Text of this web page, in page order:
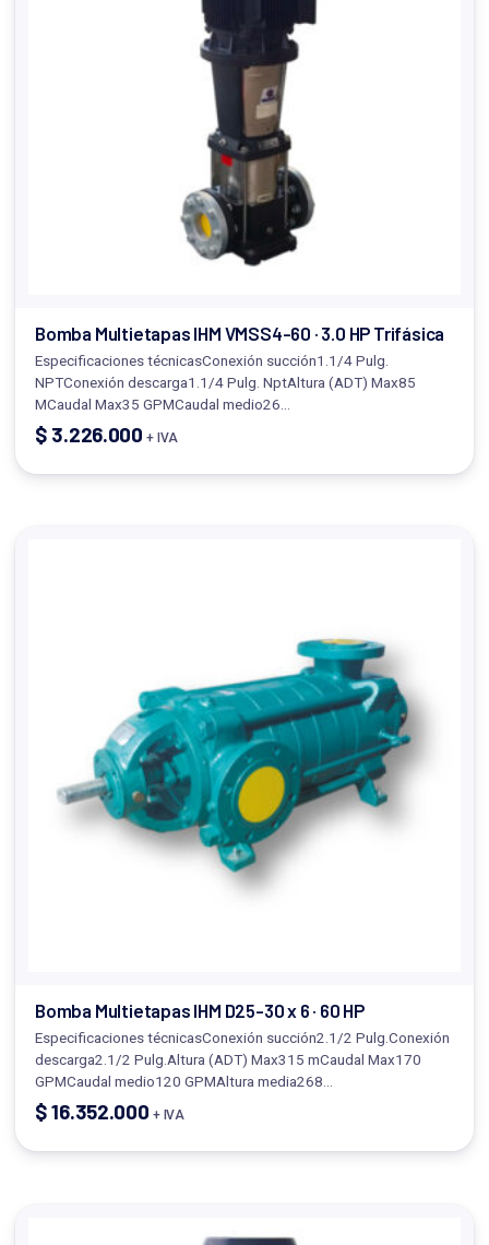
Bomba Multietapas IHM VMSS4-60 · 3.0 HP Trifásica
Especificaciones técnicasConexión succión1.1/4 Pulg.
NPTConexión descarga1.1/4 Pulg. NptAltura (ADT) Max85
MCaudal Max35 GPMCaudal medio26…
$ 3.226.000 + IVA
Bomba Multietapas IHM D25-30 x 6 · 60 HP
Especificaciones técnicasConexión succión2.1/2 Pulg.Conexión
descarga2.1/2 Pulg.Altura (ADT) Max315 mCaudal Max170
GPMCaudal medio120 GPMAltura media268…
$16.352.000 + IVA